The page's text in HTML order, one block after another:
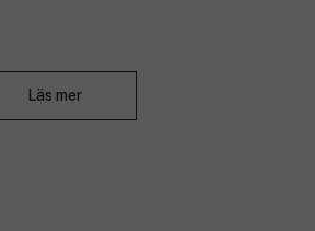
som traditioner bevaras. Den
Läs mer